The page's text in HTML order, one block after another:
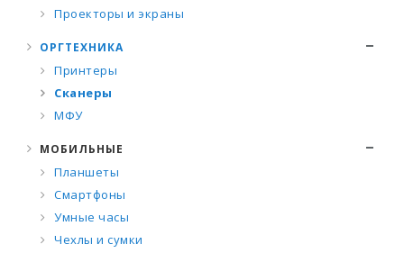
Проекторы и экраны
ОРГТЕХНИКА
Принтеры
Сканеры
МФУ
МОБИЛЬНЫЕ
Планшеты
Смартфоны
Умные часы
Чехлы и сумки